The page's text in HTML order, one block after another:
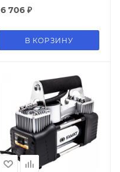
6 706₽
В КОРЗИНУ